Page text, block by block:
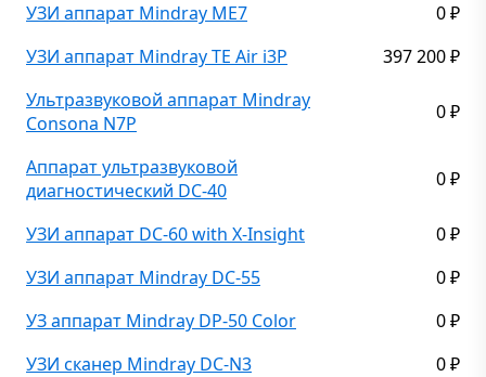
УЗИ аппарат Mindray ME7 0 ₽
УЗИ аппарат Mindray ТЕ Air i3P 397 200 ₽
Ультразвуковой аппарат Mindray
Consona N7P
0 ₽
Аппарат ультразвуковой
диагностический DC-40
0 ₽
УЗИ аппарат DC-60 with X-Insight 0 ₽
УЗИ аппарат Mindray DC-55 0 ₽
УЗ аппарат Mindray DP-50 Color 0 ₽
УЗИ сканер Mindray DC-N3 0 ₽